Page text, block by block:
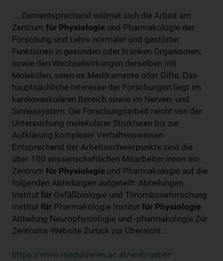
.... Dementsprechend widmet sich die Arbeit am
Zentrum für Physiologie und Pharmakologie der
Forschung und Lehre normaler und gestörter
Funktionen in gesunden oder kranken Organismen,
sowie den Wechselwirkungen derselben mit
Molekülen, seien es Medikamente oder Gifte. Das
hauptsächliche Interesse der Forschungen liegt im
kardiovaskulären Bereich sowie im Nerven- und
Sinnessystem. Die Forschungsarbeit reicht von der
Untersuchung molekularer Strukturen bis zur
Aufklärung komplexer Verhaltensweisen.
Entsprechend der Arbeitsschwerpunkte sind die
über 100 wissenschaftlichen Mitarbeiter:innen am
Zentrum für Physiologie und Pharmakologie auf die
folgenden Abteilungen aufgeteilt: Abteilungen
Institut für Gefäßbiologie und Thromboseforschung
Institut für Pharmakologie Institut für Physiologie
Abteilung Neurophysiologie und -pharmakologie Zur
Zentrums-Website Zurück zur Übersicht...
https://www.meduniwien.ac.at/web/ueber-